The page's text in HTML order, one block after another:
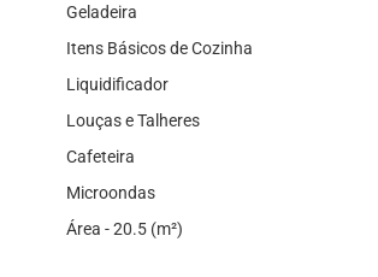
Geladeira
Itens Básicos de Cozinha
Liquidificador
Louças e Talheres
Cafeteira
Microondas
Área - 20.5 (m²)